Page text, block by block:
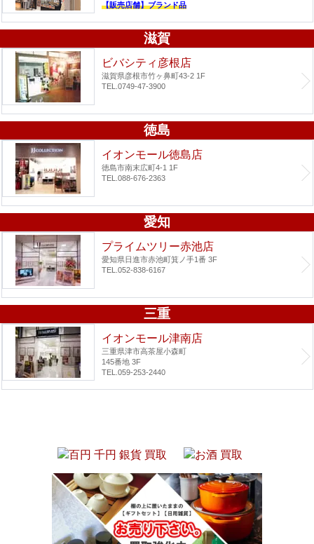
【販売店舗】ブランド品
滋賀
ビバシティ彦根店
滋賀県彦根市竹ヶ鼻町43-2 1F
TEL.0749-47-3900
徳島
イオンモール徳島店
徳島市南末広町4-1 1F
TEL.088-676-2363
愛知
プライムツリー赤池店
愛知県日進市赤池町箕ノ手1番 3F
TEL.052-838-6167
三重
イオンモール津南店
三重県津市高茶屋小森町
145番地 3F
TEL.059-253-2440